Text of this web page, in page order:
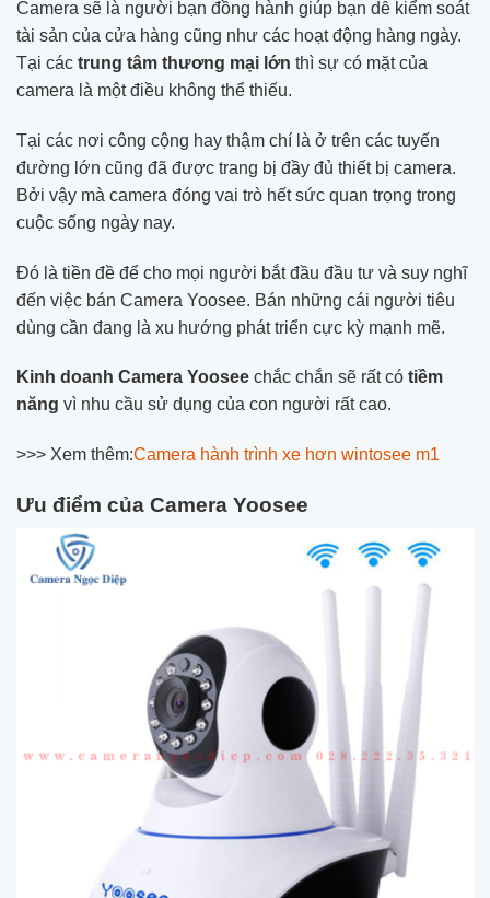
Camera sẽ là người bạn đồng hành giúp bạn dễ kiểm soát
tài sản của cửa hàng cũng như các hoạt động hàng ngày.
Tại các trung tâm thương mại lớn thì sự có mặt của
camera là một điều không thể thiếu.
Tại các nơi công cộng hay thậm chí là ở trên các tuyến
đường lớn cũng đã được trang bị đầy đủ thiết bị camera.
Bởi vậy mà camera đóng vai trò hết sức quan trọng trong
cuộc sống ngày nay.
Đó là tiền đề để cho mọi người bắt đầu đầu tư và suy nghĩ
đến việc bán Camera Yoosee. Bán những cái người tiêu
dùng cần đang là xu hướng phát triển cực kỳ mạnh mẽ.
Kinh doanh Camera Yoosee chắc chắn sẽ rất có tiềm
năng vì nhu cầu sử dụng của con người rất cao.
>>> Xem thêm:Camera hành trình xe hơn wintosee m1
Ưu điểm của Camera Yoosee